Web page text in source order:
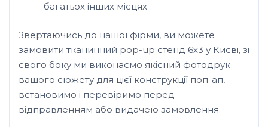
багатьох інших місцях
Звертаючись до нашої фірми, ви можете
замовити тканинний pop-up стенд 6х3 у Києві, зі
свого боку ми виконаємо якісний фотодрук
вашого сюжету для цієї конструкції поп-ап,
встановимо і перевіримо перед
відправленням або видачею замовлення.